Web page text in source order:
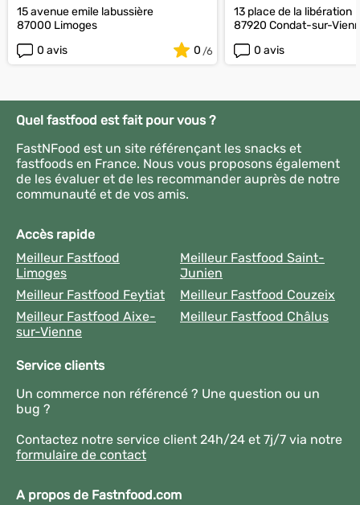
15 avenue emile labussière
87000 Limoges
0 avis
0
13 place de la libération
87920 Condat-sur-
0 avis
Quel fastfood est fait pour vous ?
FastNFood est un site référençant les snacks et
fastfoods en France. Nous vous proposons également
de les évaluer et de les recommander auprès de notre
communauté et de vos amis.
Accès rapide
Meilleur Fastfood
Limoges
Meilleur Fastfood Saint-
Junien
Meilleur Fastfood Feytiat
Meilleur Fastfood Couzeix
Meilleur Fastfood Aixe-
sur-Vienne
Meilleur Fastfood Châlus
Service clients
Un commerce non référencé ? Une question ou un
bug ?
Contactez notre service client 24h/24 et 7j/7 via notre
formulaire de contact
A propos de Fastnfood.com